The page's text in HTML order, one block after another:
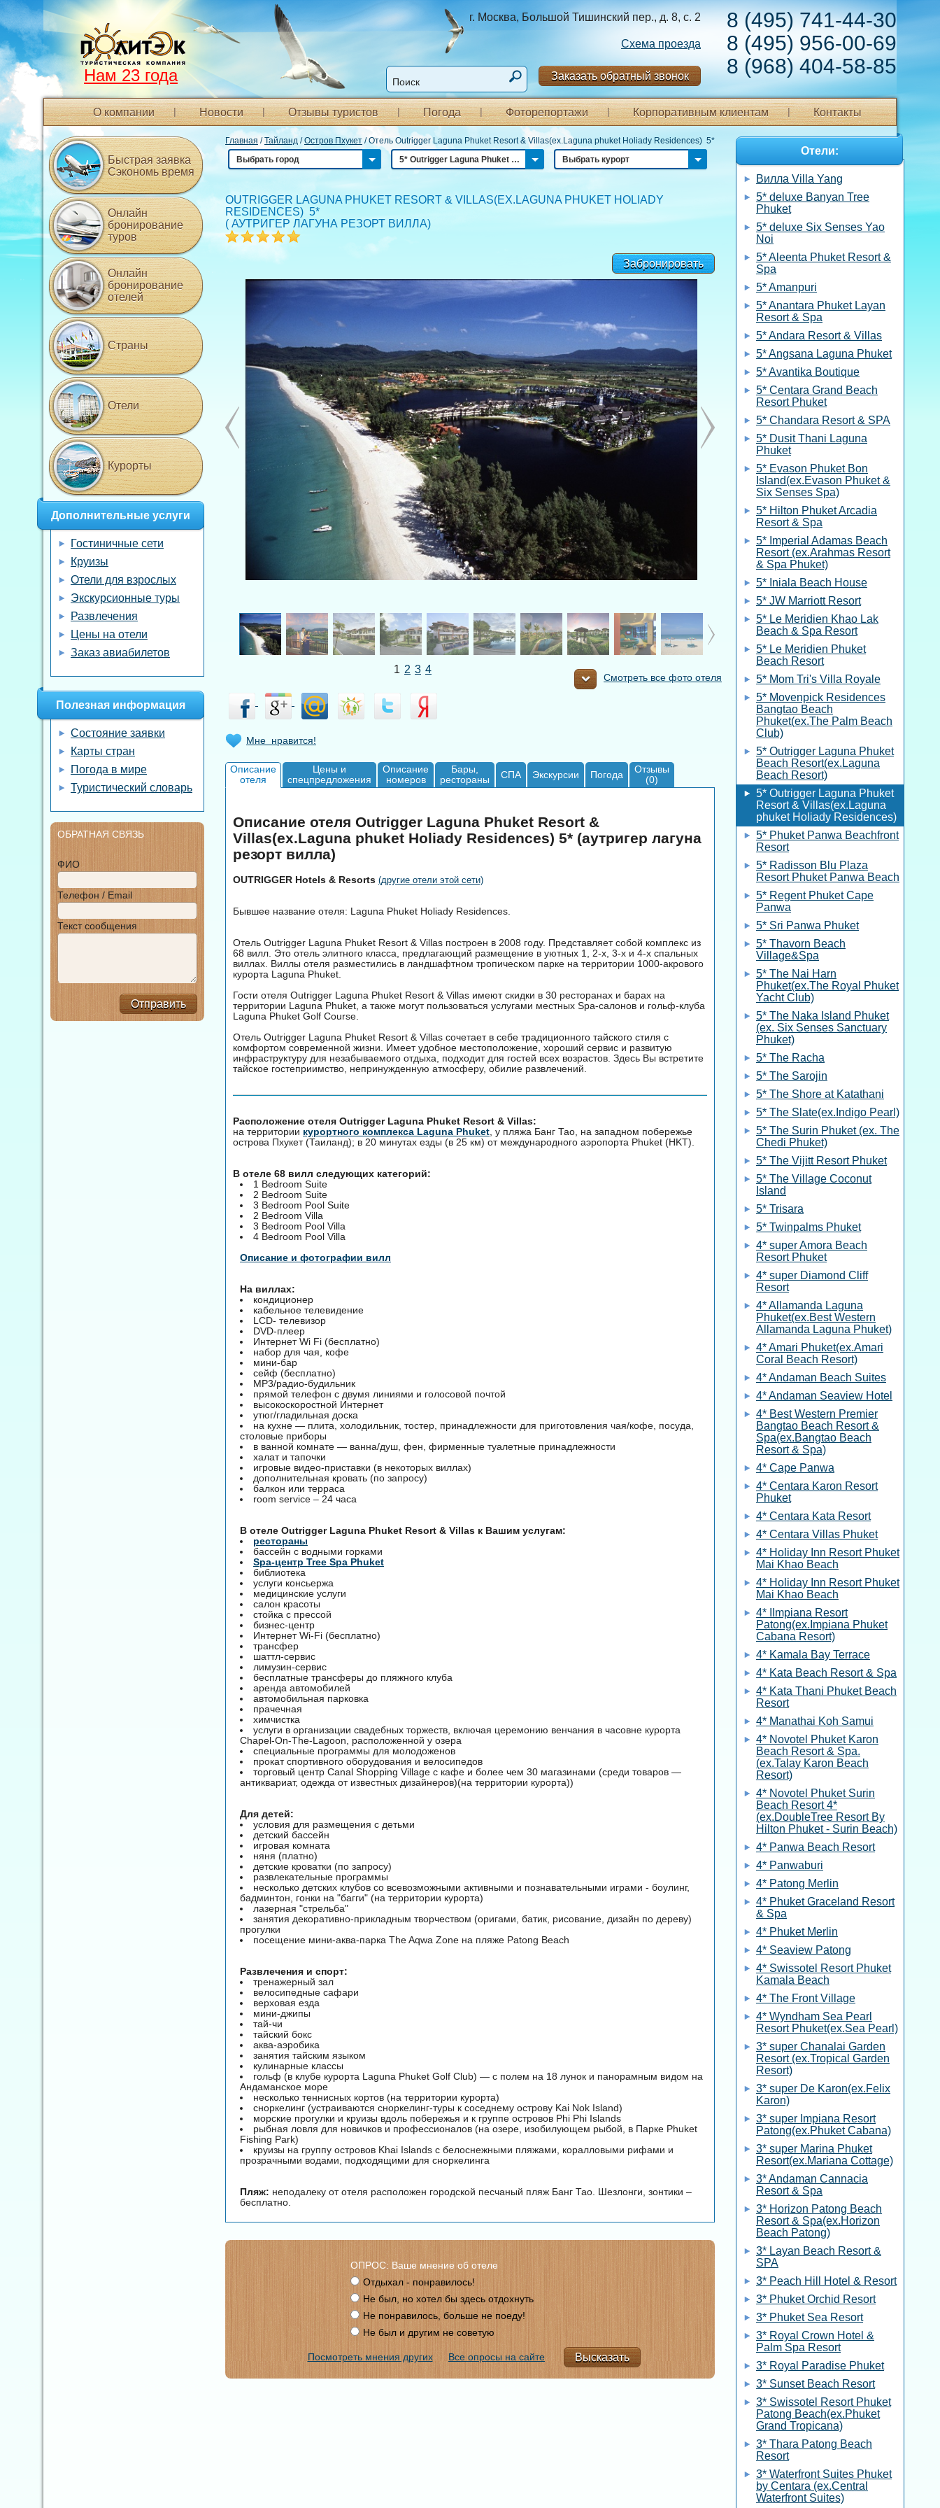
8 (495) 741-44-30
8 (495) 956-00-69
8 (968) 404-58-85
г. Москва, Большой Тишинский пер., д. 8, с. 2
Схема проезда
Заказать обратный звонок
Нам 23 года
О компании Новости Отзывы туристов Погода Фоторепортажи Корпоративным клиентам Контакты
Главная /Тайланд /Остров Пхукет /Отель Outrigger Laguna Phuket Resort & Villas(ex.Laguna phuket Holiady Residences) 5*
Выбрать город
5* Outrigger Laguna Phuket Resort & Villas(ex.Laguna phuket Holiady Residences) Выбрать курорт
OUTRIGGER LAGUNA PHUKET RESORT & VILLAS(EX.LAGUNA PHUKET HOLIADY
RESIDENCES) 5*
( АУТРИГЕР ЛАГУНА РЕЗОРТ ВИЛЛА)
Забронировать
Смотреть все фото отеля
1 2 3 4
Мне нравится!
Описание
отеля
Цены и
спецпредложения
Описание
номеров
Бары,
рестораны
СПА Экскурсии Погода
Отзывы
(0)
Описание отеля Outrigger Laguna Phuket Resort &
Villas(ex.Laguna phuket Holiady Residences) 5* (аутригер лагуна
резорт вилла)
OUTRIGGER Hotels & Resorts (другие отели этой сети)
Бывшее название отеля: Laguna Phuket Holiady Residences.
Отель Outrigger Laguna Phuket Resort & Villas построен в 2008 году. Представляет собой комплекс из
68 вилл. Это отель элитного класса, предлагающий размещение в уютных 1, 2-х, 3-х и 4-х спальных
виллах. Виллы отеля разместились в ландшафтном тропическом парке на территории 1000-акрового
курорта Laguna Phuket.
Гости отеля Outrigger Laguna Phuket Resort & Villas имеют скидки в 30 ресторанах и барах на
территории Laguna Phuket, а также могут пользоваться услугами местных Spa-салонов и гольф-клуба
Laguna Phuket Golf Course.
Отель Outrigger Laguna Phuket Resort & Villas сочетает в себе традиционного тайского стиля с
комфортом современной жизни. Имеет удобное местоположение, хороший сервис и развитую
инфраструктуру для незабываемого отдыха, подходит для гостей всех возрастов. Здесь Вы встретите
тайское гостеприимство, непринужденную атмосферу, обилие развлечений.
Расположение отеля Outrigger Laguna Phuket Resort & Villas:
на территории курортного комплекса Laguna Phuket , у пляжа Банг Тао, на западном побережье
острова Пхукет (Таиланд); в 20 минутах езды (в 25 км) от международного аэропорта Phuket (HKT).
В отеле 68 вилл следующих категорий:
1 Bedroom Suite
2 Bedroom Suite
3 Bedroom Pool Suite
2 Bedroom Villa
3 Bedroom Pool Villa
4 Bedroom Pool Villa
Описание и фотографии вилл
На виллах:
кондиционер
кабельное телевидение
LCD- телевизор
DVD-плеер
Интернет Wi Fi (бесплатно)
набор для чая, кофе
мини-бар
сейф (бесплатно)
MP3/радио-будильник
прямой телефон с двумя линиями и голосовой почтой
высокоскоростной Интернет
утюг/гладильная доска
на кухне — плита, холодильник, тостер, принадлежности для приготовления чая/кофе, посуда,
столовые приборы
в ванной комнате — ванна/душ, фен, фирменные туалетные принадлежности
халат и тапочки
игровые видео-приставки (в некоторых виллах)
дополнительная кровать (по запросу)
балкон или терраса
room service – 24 часа
B отеле Outrigger Laguna Phuket Resort & Villas к Вашим услугам:
рестораны
бассейн с водными горками
Spa-центр Tree Spa Phuket
библиотека
услуги консьержа
медицинские услуги
салон красоты
стойка с прессой
бизнес-центр
Интернет Wi-Fi (бесплатно)
трансфер
шаттл-сервис
лимузин-сервис
бесплатные трансферы до пляжного клуба
аренда автомобилей
автомобильная парковка
прачечная
химчистка
услуги в организации свадебных торжеств, включая церемонию венчания в часовне курорта
Chapel-On-The-Lagoon, расположенной у озера
специальные программы для молодоженов
прокат спортивного оборудования и велосипедов
торговый центр Canal Shopping Village с кафе и более чем 30 магазинами (среди товаров —
антиквариат, одежда от известных дизайнеров)(на территории курорта))
Для детей:
условия для размещения с детьми
детский бассейн
игровая комната
няня (платно)
детские кроватки (по запросу)
развлекательные программы
несколько детских клубов со всевозможными активными и познавательными играми - боулинг,
бадминтон, гонки на "багги" (на территории курорта)
лазерная "стрельба"
занятия декоративно-прикладным творчеством (оригами, батик, рисование, дизайн по дереву)
прогулки
посещение мини-аква-парка The Aqwa Zone на пляже Patong Beach
Развлечения и спорт:
тренажерный зал
велосипедные сафари
верховая езда
мини-джипы
тай-чи
тайский бокс
аква-аэробика
занятия тайским языком
кулинарные классы
гольф (в клубе курорта Laguna Phuket Golf Club) — с полем на 18 лунок и панорамным видом на
Андаманское море
несколько теннисных кортов (на территории курорта)
сноркелинг (устраиваются сноркелинг-туры к соседнему острову Kai Nok Island)
морские прогулки и круизы вдоль побережья и к группе островов Phi Phi Islands
рыбная ловля для новичков и профессионалов (на озере, изобилующем рыбой, в Парке Phuket
Fishing Park)
круизы на группу островов Khai Islands с белоснежными пляжами, коралловыми рифами и
прозрачными водами, подходящими для сноркелинга
Пляж: неподалеку от отеля расположен городской песчаный пляж Банг Тао. Шезлонги, зонтики –
бесплатно.
ОПРОС: Ваше мнение об отеле
Отдыхал - понравилось!
Не был, но хотел бы здесь отдохнуть
Не понравилось, больше не поеду!
Не был и другим не советую
Посмотреть мнения других Все опросы на сайте
Быстрая заявка
Сэкономь время
Онлайн
бронирование
туров
Онлайн
бронирование
отелей
Страны
Отели
Курорты
Дополнительные услуги
Гостиничные сети
Круизы
Отели для взрослых
Экскурсионные туры
Развлечения
Цены на отели
Заказ авиабилетов
Полезная информация
Состояние заявки
Карты стран
Погода в мире
Туристический словарь
ОБРАТНАЯ СВЯЗЬ
ФИО
Телефон / Email
Текст сообщения
Отправить
Отели:
Вилла Villa Yang
5* deluxe Banyan Tree
Phuket
5* deluxe Six Senses Yao
Noi
5* Aleenta Phuket Resort &
Spa
5* Amanpuri
5* Anantara Phuket Layan
Resort & Spa
5* Andara Resort & Villas
5* Angsana Laguna Phuket
5* Avantika Boutique
5* Centara Grand Beach
Resort Phuket
5* Chandara Resort & SPA
5* Dusit Thani Laguna
Phuket
5* Evason Phuket Bon
Island(ex.Evason Phuket &
Six Senses Spa)
5* Hilton Phuket Arcadia
Resort & Spa
5* Imperial Adamas Beach
Resort (ex.Arahmas Resort
& Spa Phuket)
5* Iniala Beach House
5* JW Marriott Resort
5* Le Meridien Khao Lak
Beach & Spa Resort
5* Le Meridien Phuket
Beach Resort
5* Mom Tri's Villa Royale
5* Movenpick Residences
Bangtao Beach
Phuket(ex.The Palm Beach
Club)
5* Outrigger Laguna Phuket
Beach Resort(ex.Laguna
Beach Resort)
5* Outrigger Laguna Phuket
Resort & Villas(ex.Laguna
phuket Holiady Residences)
5* Phuket Panwa Beachfront
Resort
5* Radisson Blu Plaza
Resort Phuket Panwa Beach
5* Regent Phuket Cape
Panwa
5* Sri Panwa Phuket
5* Thavorn Beach
Village&Spa
5* The Nai Harn
Phuket(ex.The Royal Phuket
Yacht Club)
5* The Naka Island Phuket
(ex. Six Senses Sanctuary
Phuket)
5* The Racha
5* The Sarojin
5* The Shore at Katathani
5* The Slate(ex.Indigo Pearl)
5* The Surin Phuket (ex. The
Chedi Phuket)
5* The Vijitt Resort Phuket
5* The Village Coconut
Island
5* Trisara
5* Twinpalms Phuket
4* super Amora Beach
Resort Phuket
4* super Diamond Cliff
Resort
4* Allamanda Laguna
Phuket(ex.Best Western
Allamanda Laguna Phuket)
4* Amari Phuket(ex.Amari
Coral Beach Resort)
4* Andaman Beach Suites
4* Andaman Seaview Hotel
4* Best Western Premier
Bangtao Beach Resort &
Spa(ex.Bangtao Beach
Resort & Spa)
4* Cape Panwa
4* Centara Karon Resort
Phuket
4* Centara Kata Resort
4* Centara Villas Phuket
4* Holiday Inn Resort Phuket
Mai Khao Beach
4* Holiday Inn Resort Phuket
Mai Khao Beach
4* IImpiana Resort
Patong(ex.Impiana Phuket
Cabana Resort)
4* Kamala Bay Terrace
4* Kata Beach Resort & Spa
4* Kata Thani Phuket Beach
Resort
4* Manathai Koh Samui
4* Novotel Phuket Karon
Beach Resort & Spa.
(ex.Talay Karon Beach
Resort)
4* Novotel Phuket Surin
Beach Resort 4*
(ex.DoubleTree Resort By
Hilton Phuket - Surin Beach)
4* Panwa Beach Resort
4* Panwaburi
4* Patong Merlin
4* Phuket Graceland Resort
& Spa
4* Phuket Merlin
4* Seaview Patong
4* Swissotel Resort Phuket
Kamala Beach
4* The Front Village
4* Wyndham Sea Pearl
Resort Phuket(ex.Sea Pearl)
3* super Chanalai Garden
Resort (ex.Tropical Garden
Resort)
3* super De Karon(ex.Felix
Karon)
3* super Impiana Resort
Patong(ex.Phuket Cabana)
3* super Marina Phuket
Resort(ex.Mariana Cottage)
3* Andaman Cannacia
Resort & Spa
3* Horizon Patong Beach
Resort & Spa(ex.Horizon
Beach Patong)
3* Layan Beach Resort &
SPA
3* Peach Hill Hotel & Resort
3* Phuket Orchid Resort
3* Phuket Sea Resort
3* Royal Crown Hotel &
Palm Spa Resort
3* Royal Paradise Phuket
3* Sunset Beach Resort
3* Swissotel Resort Phuket
Patong Beach(ex.Phuket
Grand Tropicana)
3* Thara Patong Beach
Resort
3* Waterfront Suites Phuket
by Centara (ex.Central
Waterfront Suites)